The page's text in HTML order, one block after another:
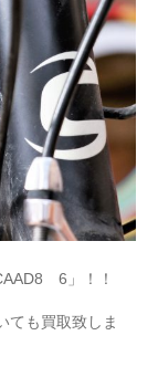
6」！！
ても買取致しま